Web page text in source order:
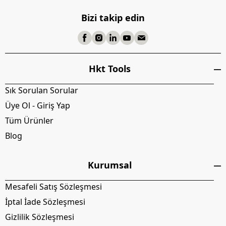
Bizi takip edin
Hkt Tools
Sık Sorulan Sorular
Üye Ol - Giriş Yap
Tüm Ürünler
Blog
Kurumsal
Mesafeli Satış Sözleşmesi
İptal İade Sözleşmesi
Gizlilik Sözleşmesi